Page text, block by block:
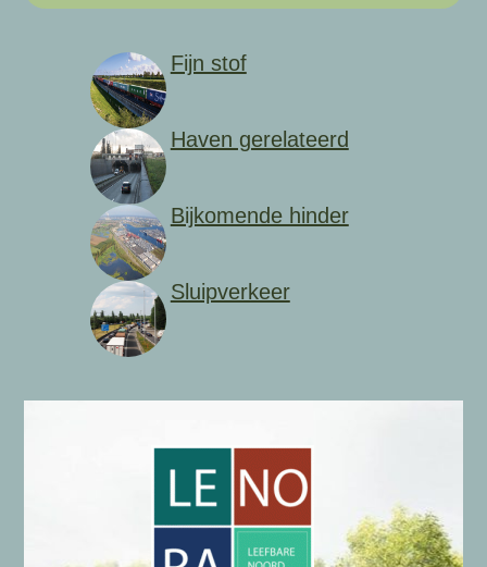
Fijn stof
Haven gerelateerd
Bijkomende hinder
Sluipverkeer